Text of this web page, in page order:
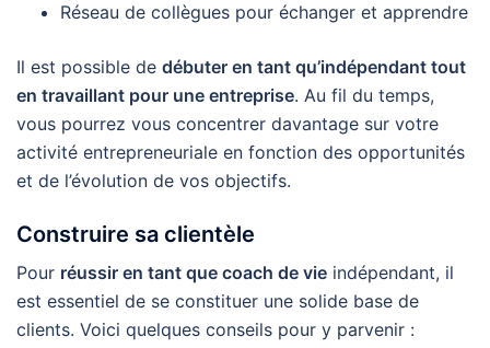
Réseau de collègues pour échanger et apprendre
Il est possible de débuter en tant qu’indépendant tout
en travaillant pour une entreprise. Au fil du temps,
vous pourrez vous concentrer davantage sur votre
activité entrepreneuriale en fonction des opportunités
et de l’évolution de vos objectifs.
Construire sa clientèle
Pour réussir en tant que coach de vie indépendant, il
est essentiel de se constituer une solide base de
clients. Voici quelques conseils pour y parvenir :